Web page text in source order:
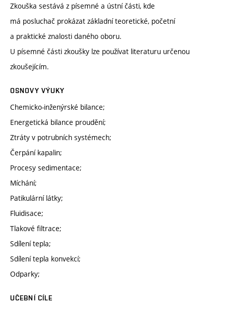
Zkouška sestává z písemné a ústní části, kde
má posluchač prokázat základní teoretické, početní
a praktické znalosti daného oboru.
U písemné části zkoušky lze používat literaturu určenou
zkoušejícím.
OSNOVY VÝUKY
Chemicko-inženýrské bilance;
Energetická bilance proudění;
Ztráty v potrubních systémech;
Čerpání kapalin;
Procesy sedimentace;
Míchání;
Patikulární látky;
Fluidisace;
Tlakové filtrace;
Sdílení tepla;
Sdílení tepla konvekcí;
Odparky;
UČEBNÍ CÍLE